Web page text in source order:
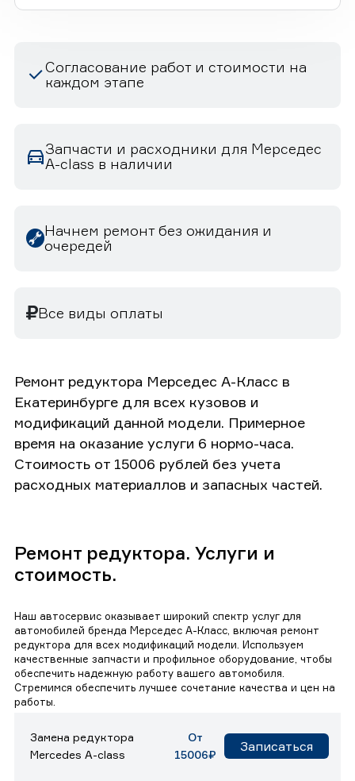
Согласование работ и стоимости на
каждом этапе
Запчасти и расходники для Мерседес
A-class в наличии
Начнем ремонт без ожидания и
очередей
Все виды оплаты
Ремонт редуктора Мерседес А-Класс в
Екатеринбурге для всех кузовов и
модификаций данной модели. Примерное
время на оказание услуги 6 нормо-часа.
Стоимость от 15006 рублей без учета
расходных материаллов и запасных частей.
Ремонт редуктора. Услуги и
стоимость.
Наш автосервис оказывает широкий спектр услуг для
автомобилей бренда Мерседес А-Класс, включая ремонт
редуктора для всех модификаций модели. Используем
качественные запчасти и профильное оборудование, чтобы
обеспечить надежную работу вашего автомобиля.
Стремимся обеспечить лучшее сочетание качества и цен на
работы.
Замена редуктора
Mercedes A-class
От
15006₽
Записаться